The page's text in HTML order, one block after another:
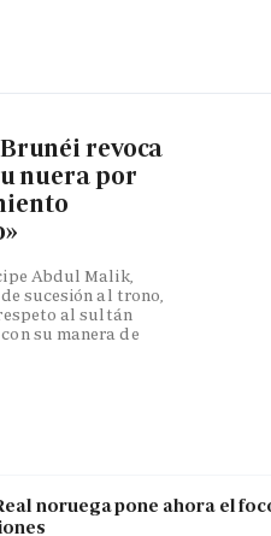
revoca
nuera por
Abdul Malik,
sucesión al trono,
al sultán
su manera de
noruega pone ahora el